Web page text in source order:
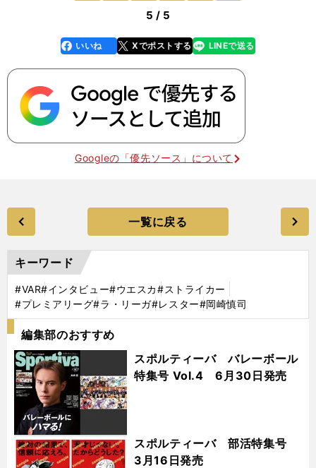
5 / 5
faceboo
k
いいね Xでポストする
line LINEで送る
Googleの「優先ソース」について
一覧に戻る
キーワード
#VAR#インタビュー#ウエスカ#ストライカー
#プレミアリーグ#ラ・リーガ#レスター#岡崎慎司
編集部のおすすめ
スポルティーバ バレーボール
特集号 Vol.4 6月30日発売
スポルティーバ 部活特集号
3月16日発売